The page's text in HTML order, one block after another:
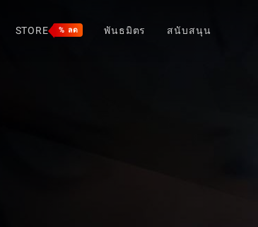
STORE % ลด พันธมิตร สนับสนุน